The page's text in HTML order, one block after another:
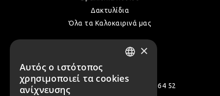
Δακτυλίδια
Όλα τα Καλοκαιρινά μας
Πολεμιστών 12, Αργυρούπολη 164 52
×
Αυτός ο ιστότοπος
χρησιμοποιεί τα cookies
ανίχνευσης